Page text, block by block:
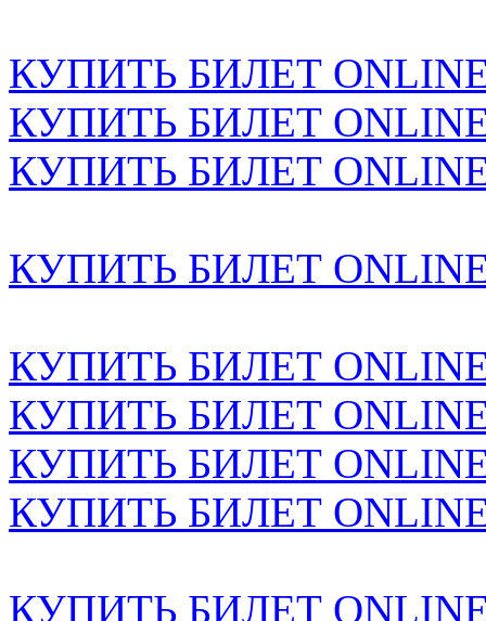
КУПИТЬ БИЛЕТ ONLINE
КУПИТЬ БИЛЕТ ONLINE
КУПИТЬ БИЛЕТ ONLINE
КУПИТЬ БИЛЕТ ONLINE
КУПИТЬ БИЛЕТ ONLINE
КУПИТЬ БИЛЕТ ONLINE
КУПИТЬ БИЛЕТ ONLINE
КУПИТЬ БИЛЕТ ONLINE
КУПИТЬ БИЛЕТ ONLINE